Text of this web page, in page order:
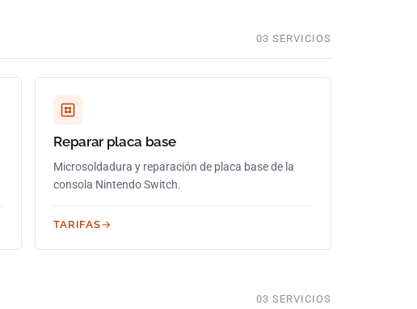
03 SERVICIOS
Reparar placa base
Microsoldadura y reparación de placa base de la
consola Nintendo Switch.
TARIFAS
03 SERVICIOS